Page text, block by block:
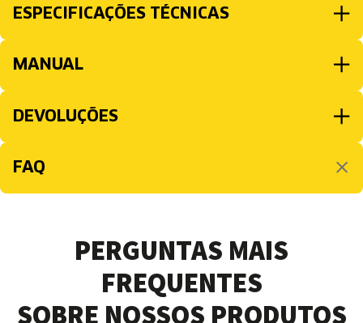
ESPECIFICAÇÕES TÉCNICAS
MANUAL
DEVOLUÇÕES
FAQ
PERGUNTAS MAIS
FREQUENTES
SOBRE NOSSOS PRODUTOS